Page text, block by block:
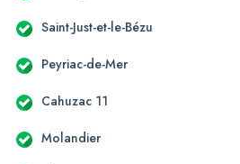
Saint-Just-et-le-Bézu
Peyriac-de-Mer
Cahuzac 11
Molandier